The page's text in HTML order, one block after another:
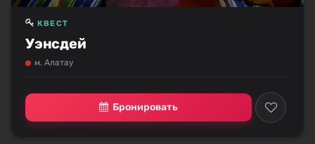
Уэнсдей
КВЕСТ
м. Алатау
Бронировать